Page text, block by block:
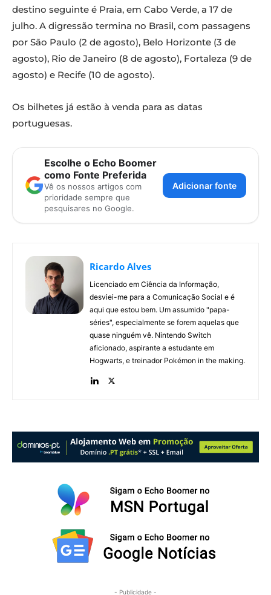
destino seguinte é Praia, em Cabo Verde, a 17 de
julho. A digressão termina no Brasil, com passagens
por São Paulo (2 de agosto), Belo Horizonte (3 de
agosto), Rio de Janeiro (8 de agosto), Fortaleza (9 de
agosto) e Recife (10 de agosto).
Os bilhetes já estão à venda para as datas
portuguesas.
Escolhe o Echo Boomer
como Fonte Preferida
Vê os nossos artigos com
prioridade sempre que
pesquisares no Google.
Adicionar fonte
Ricardo Alves
Licenciado em Ciência da Informação,
desviei-me para a Comunicação Social e é
aqui que estou bem. Um assumido "papa-
séries", especialmente se forem aquelas que
quase ninguém vê. Nintendo Switch
aficionado, aspirante a estudante em
Hogwarts, e treinador Pokémon in the making.
- Publicidade -